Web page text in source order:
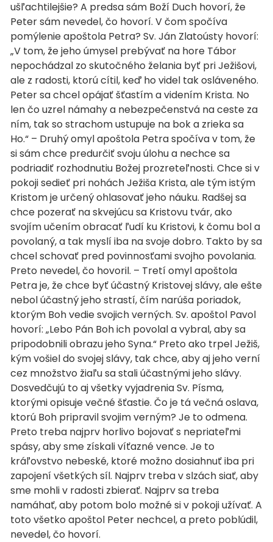
ušľachtilejšie? A predsa sám Boží Duch hovorí, že
Peter sám nevedel, čo hovorí. V čom spočíva
pomýlenie apoštola Petra? Sv. Ján Zlatoústy hovorí:
„V tom, že jeho úmysel prebývať na hore Tábor
nepochádzal zo skutočného želania byť pri Ježišovi,
ale z radosti, ktorú cítil, keď ho videl tak osláveného.
Peter sa chcel opájať šťastím a videním Krista. No
len čo uzrel námahy a nebezpečenstvá na ceste za
ním, tak so strachom ustupuje na bok a zrieka sa
Ho.“ – Druhý omyl apoštola Petra spočíva v tom, že
si sám chce predurčiť svoju úlohu a nechce sa
podriadiť rozhodnutiu Božej prozreteľnosti. Chce si v
pokoji sedieť pri nohách Ježiša Krista, ale tým istým
Kristom je určený ohlasovať jeho náuku. Radšej sa
chce pozerať na skvejúcu sa Kristovu tvár, ako
svojím učením obracať ľudí ku Kristovi, k čomu bol a
povolaný, a tak myslí iba na svoje dobro. Takto by sa
chcel schovať pred povinnosťami svojho povolania.
Preto nevedel, čo hovoril. – Tretí omyl apoštola
Petra je, že chce byť účastný Kristovej slávy, ale ešte
nebol účastný jeho strastí, čím narúša poriadok,
ktorým Boh vedie svojich verných. Sv. apoštol Pavol
hovorí: „Lebo Pán Boh ich povolal a vybral, aby sa
pripodobnili obrazu jeho Syna.“ Preto ako trpel Ježiš,
kým vošiel do svojej slávy, tak chce, aby aj jeho verní
cez množstvo žiaľu sa stali účastnými jeho slávy.
Dosvedčujú to aj všetky vyjadrenia Sv. Písma,
ktorými opisuje večné šťastie. Čo je tá večná oslava,
ktorú Boh pripravil svojim verným? Je to odmena.
Preto treba najprv horlivo bojovať s nepriateľmi
spásy, aby sme získali víťazné vence. Je to
kráľovstvo nebeské, ktoré možno dosiahnuť iba pri
zapojení všetkých síl. Najprv treba v slzách siať, aby
sme mohli v radosti zbierať. Najprv sa treba
namáhať, aby potom bolo možné si v pokoji užívať. A
toto všetko apoštol Peter nechcel, a preto poblúdil,
nevedel, čo hovorí.